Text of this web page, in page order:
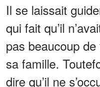
Il se laissait
qui fait qu’il
pas beaucoup
sa famille.
dire qu’il ne